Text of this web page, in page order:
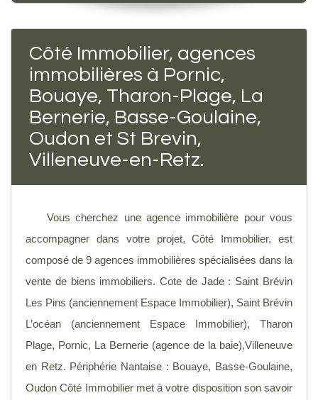
Côté Immobilier, agences
immobilières à Pornic,
Bouaye, Tharon-Plage, La
Bernerie, Basse-Goulaine,
Oudon et St Brevin,
Villeneuve-en-Retz.
Vous cherchez une agence immobilière pour vous
accompagner dans votre projet, Côté Immobilier, est
composé de 9 agences immobilières spécialisées dans la
vente de biens immobiliers. Cote de Jade : Saint Brévin
Les Pins (anciennement Espace Immobilier), Saint Brévin
L’océan (anciennement Espace Immobilier), Tharon
Plage, Pornic, La Bernerie (agence de la baie),Villeneuve
en Retz. Périphérie Nantaise : Bouaye, Basse-Goulaine,
Oudon Côté Immobilier met à votre disposition son savoir